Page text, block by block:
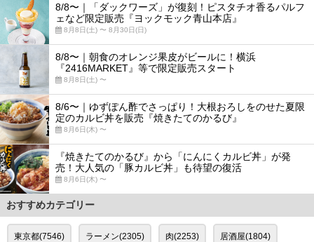
8/8〜｜「ダックワーズ」が復刻！ピスタチオ香るパルフ
ェなど限定販売『ヨックモック青山本店』
8月8日(土) 〜 8月30日(日)
8/8〜｜朝食のオレンジ果皮がビールに！横浜
『2416MARKET』等で限定販売スタート
8月8日(土) 〜
8/6〜｜ゆずぽん酢でさっぱり！大根おろしをのせた夏限
定のカルビ丼を販売『焼きたてのかるび』
8月6日(木) 〜
『焼きたてのかるび』から「にんにくカルビ丼」が発
売！大人気の「豚カルビ丼」も待望の復活
8月6日(木) 〜
おすすめカテゴリー
東京都(7546) ラーメン(2305) 肉(2253) 居酒屋(1804)